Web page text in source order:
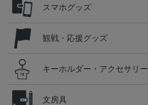
スマホグッズ
観戦・応援グッズ
キーホルダー・アクセサリー
文房具